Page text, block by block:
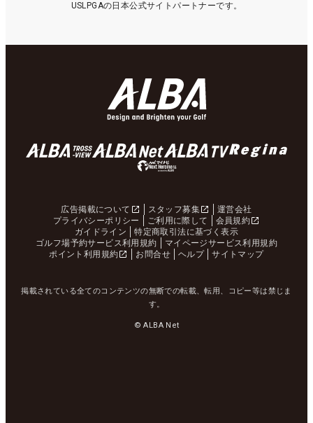
USLPGAの日本公式サイトパートナーです。
広告掲載について スタッフ募集
運営会社
プライバシーポリシー
ご利用に際して
会員規約
ガイドライン
特定商取引法に基づく表示
ゴルフ場予約サービス利用規約
マイページサービス利用規約
ポイント利用規約
お問合せ ヘルプ サイトマップ
掲載されている全てのコンテンツの無断での転載、転用、コピー等は禁じま
す。
© ALBA Net